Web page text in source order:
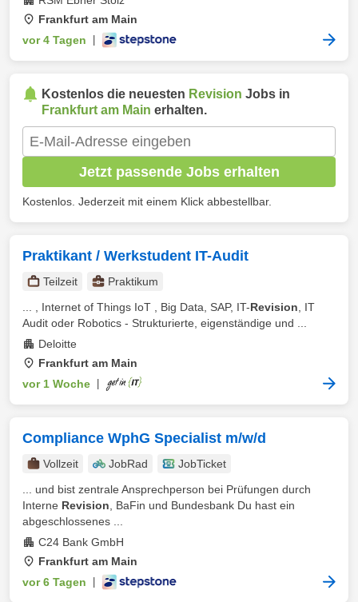
Frankfurt am Main
vor 4 Tagen
Kostenlos die neuesten Revision Jobs in
Frankfurt am Main erhalten.
Jetzt passende Jobs erhalten
Kostenlos. Jederzeit mit einem Klick abbestellbar.
Praktikant / Werkstudent IT-Audit
Teilzeit
Praktikum
... , Internet of Things IoT , Big Data, SAP, IT-Revision , IT
Audit oder Robotics - Strukturierte, eigenständige und ...
Deloitte
Frankfurt am Main
vor 1 Woche
Compliance WphG Specialist m/w/d
Vollzeit JobRad
JobTicket
... und bist zentrale Ansprechperson bei Prüfungen durch
Interne Revision , BaFin und Bundesbank Du hast ein
abgeschlossenes ...
C24 Bank GmbH
Frankfurt am Main
vor 6 Tagen